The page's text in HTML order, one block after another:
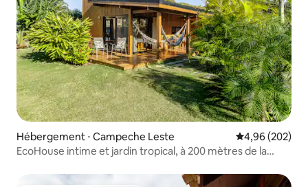
Hébergement ⋅ Campeche Leste Évaluation
4,96 (202)
EcoHouse intime et jardin tropical, à 200 mètres de la